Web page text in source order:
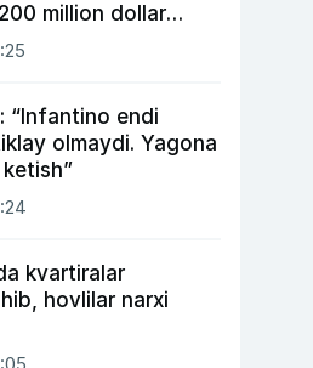
million dollar
“Infantino endi
olmaydi. Yagona
kvartiralar
hovlilar narxi